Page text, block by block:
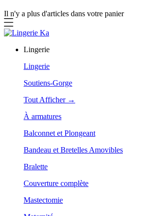
Il n'y a plus d'articles dans votre panier
Lingerie
Lingerie
Soutiens-Gorge
Tout Afficher →
À armatures
Balconnet et Plongeant
Bandeau et Bretelles Amovibles
Bralette
Couverture complète
Mastectomie